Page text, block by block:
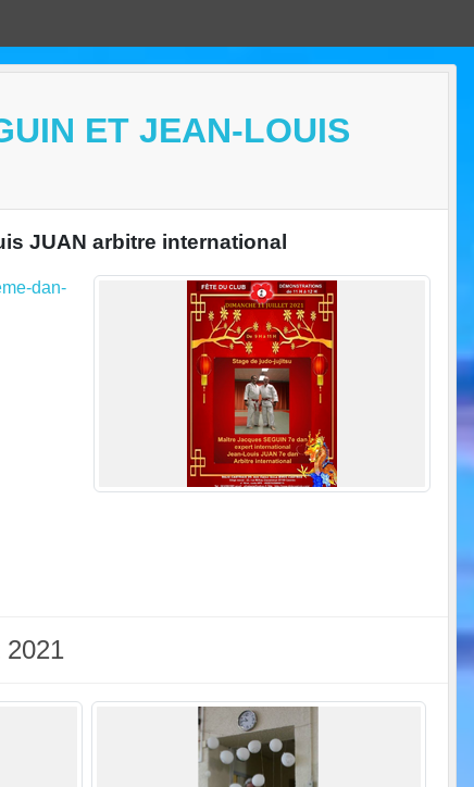
ET JEAN-LOUIS
JUAN arbitre international
dan-
2021